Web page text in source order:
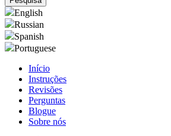
English
Russian
Spanish
Portuguese
Início
Instruções
Revisões
Perguntas
Blogue
Sobre nós